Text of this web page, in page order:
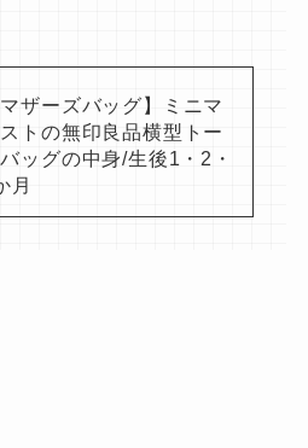
マザーズバッグ】ミニマ
ストの無印良品横型トー
バッグの中身/生後1・2・
月